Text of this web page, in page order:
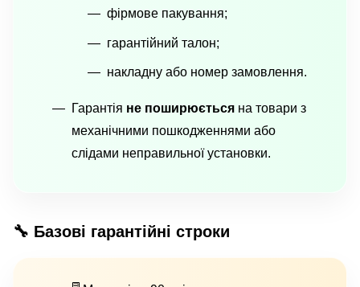
фірмове пакування;
гарантійний талон;
накладну або номер замовлення.
Гарантія не поширюється на товари з
механічними пошкодженнями або
слідами неправильної установки.
🔧 Базові гарантійні строки